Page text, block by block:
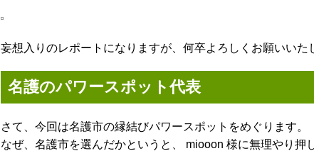
妄想入りのレポートになりますが、何卒よろしくお願いいた
名護のパワースポット代表
さて、今回は名護市の縁結びパワースポットをめぐります。
なぜ、名護市を選んだかというと、 miooon 様に無理やり押